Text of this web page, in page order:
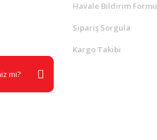
mi?
Havale Bildirim Formu
Sipariş Sorgula
Kargo Takibi